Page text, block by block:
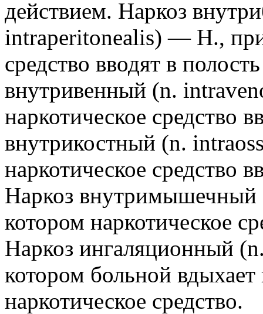
действием. Наркоз
intraperitonealis) — Н., при
средство вводят в
внутривенный (n.
наркотическое средство
внутрикостный (n.
наркотическое средство
Наркоз
котором наркотическое
Наркоз ингаляционный
котором больной вдыхает
наркотическое средство.